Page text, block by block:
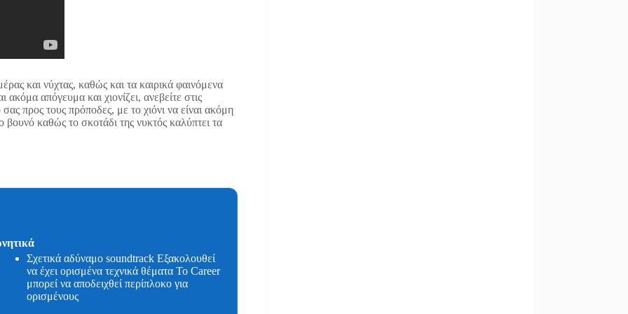
και νύχτας, καθώς και τα καιρικά φαινόμενα
απόγευμα και χιονίζει, ανεβείτε στις
προς τους πρόποδες, με το χιόνι να είναι ακόμη
καθώς το σκοτάδι της νυκτός καλύπτει τα
Σχετικά αδύναμο soundtrack Εξακολουθεί
να έχει ορισμένα τεχνικά θέματα Το Career
μπορεί να αποδειχθεί περίπλοκο για
ορισμένους